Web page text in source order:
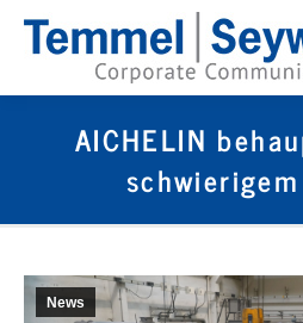
AICHELIN
News